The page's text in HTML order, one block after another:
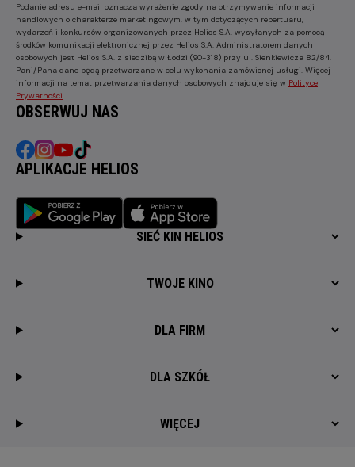
Podanie adresu e-mail oznacza wyrażenie zgody na otrzymywanie informacji
handlowych o charakterze marketingowym, w tym dotyczących repertuaru,
wydarzeń i konkursów organizowanych przez Helios S.A. wysyłanych za pomocą
środków komunikacji elektronicznej przez Helios S.A. Administratorem danych
osobowych jest Helios S.A. z siedzibą w Łodzi (90-318) przy ul. Sienkiewicza 82/84.
Pani/Pana dane będą przetwarzane w celu wykonania zamówionej usługi. Więcej
informacji na temat przetwarzania danych osobowych znajduje się w Polityce
Prywatności.
OBSERWUJ NAS
APLIKACJE HELIOS
SIEĆ KIN HELIOS
TWOJE KINO
DLA FIRM
DLA SZKÓŁ
WIĘCEJ